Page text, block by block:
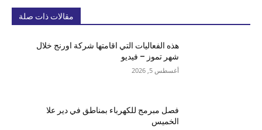
مقالات ذات صلة
هذه الفعاليات التي اقامتها شركة اورنج خلال
شهر تموز – فيديو
أغسطس 5, 2026
فصل مبرمج للكهرباء بمناطق في دير علا
الخميس